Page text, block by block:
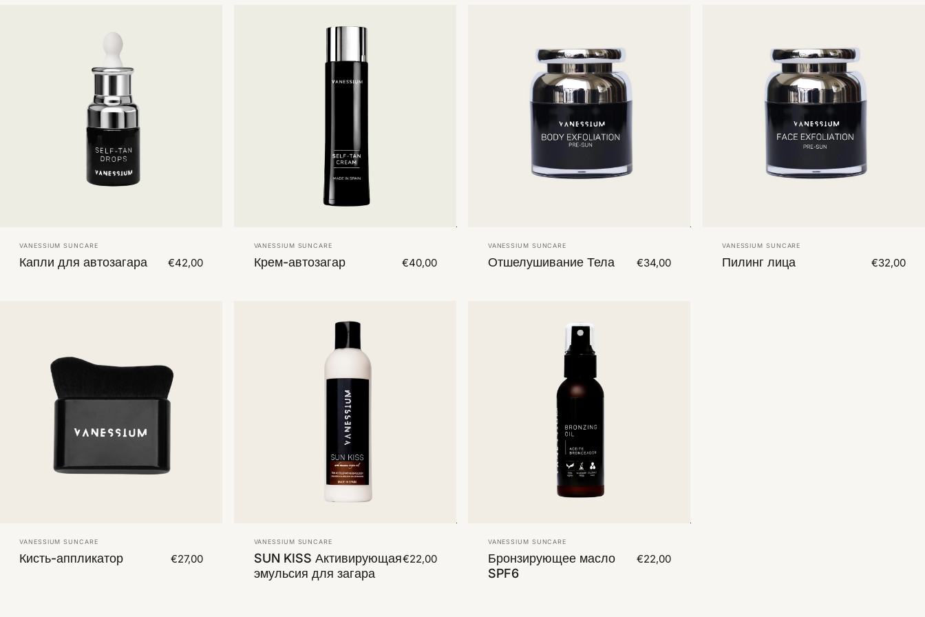
Vendor:
VANESSIUM SUNCARE
Капли для автозагара €42,00
Vendor:
VANESSIUM SUNCARE
Крем-автозагар €40,00
Vendor:
VANESSIUM SUNCARE
Отшелушивание Тела €34,00
Vendor:
VANESSIUM SUNCARE
Пилинг лица €32,00
Vendor:
VANESSIUM SUNCARE
Кисть-аппликатор €27,00
Vendor:
VANESSIUM SUNCARE
SUN KISS Активирующая
эмульсия для загара
€22,00
Vendor:
VANESSIUM SUNCARE
Бронзирующее масло
SPF6
€22,00